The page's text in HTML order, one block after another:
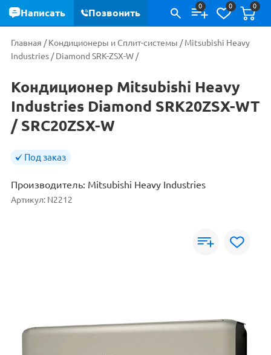
0 0 0
Главная /Кондиционеры и Сплит-системы /Mitsubishi Heavy
Industries /Diamond SRK-ZSX-W /
Кондиционер Mitsubishi Heavy
Industries Diamond SRK20ZSX-WT
/ SRC20ZSX-W
Под заказ
Производитель: Mitsubishi Heavy Industries
Артикул: N2212
Написать Позвонить